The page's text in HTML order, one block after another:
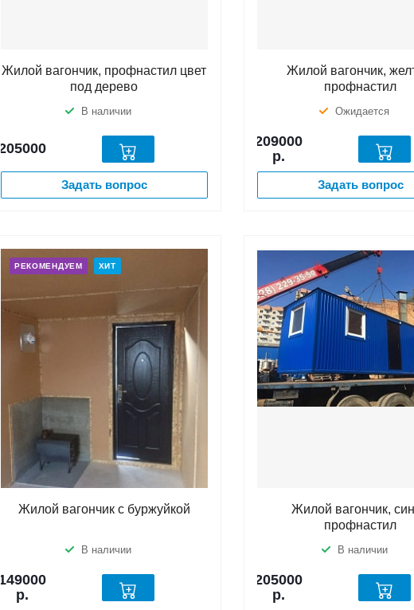
Жилой вагончик, профнастил цвет
под дерево
В наличии
205000
Задать вопрос
Жилой вагончик,
профнастил
Ожидается
209000
р.
Задать вопрос
РЕКОМЕНДУЕМ ХИТ
Жилой вагончик с буржуйкой
В наличии
149000
р.
Жилой вагончик,
профнастил
В наличии
205000
р.